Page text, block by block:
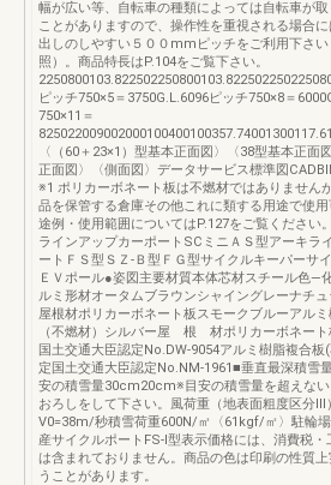
幅が広い等、自転車の種類によっては自転車が
ことがありますので、操作性を重視される場合に
出しのしやすい５００mmピッチをご利用下さい
照）。商品特長はP.104をご覧下さい。
ピッチ750×5＝3750G.L.6096ピッチ750×8＝
750×11＝
〈（60＋23×1）型基本正面図〉〈38型基本正面
正面図〉〈側面図〉データサービス標準図
※1 ポリカーボネート板は不燃材ではありません
品を保管する倉庫その他これに類する用途で使
途例・使用範囲についてはP.127をご覧ください
ラインアップカーポートSCミニＡＳ型アーキラ
ートＦＳ型ＳＺ-Ｂ型ＦＧ型サイクルキーパーサ
ＥＶポール●姿図主要材質本体芯材スチール色―
ルミ形材オータムブラウンシャイングレーナチ
屋根材ポリカーボネート板スモークブルーアル
（不燃材）シルバー屋 根 材ポリカーボネート
国土交通大臣認定No.DW-9054アルミ樹脂複合板
定国土交通大臣認定No.NM-1961■垂直最深積雪
安の積雪量30cm20cm※目安の積雪量を超えな
おろしをして下さい。風荷重（地表面粗度区分Ⅲ
V0=38m/秒積雪荷重600N/㎡〈61kgf/㎡〉駐輪
産サイクルポートFS-Ⅰ型表示価格には、消費税
は含まれておりません。商品の色は印刷の性質
うことがあります。